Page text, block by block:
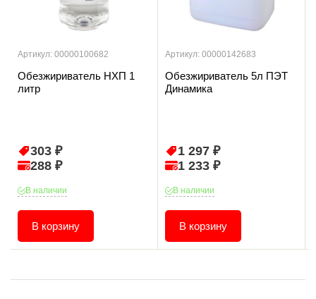
Артикул: 00000100682
Обезжириватель НХП 1
литр
303 ₽
288 ₽
В наличии
В корзину
Артикул: 00000142683
Обезжириватель 5л ПЭТ
Динамика
1 297 ₽
1 233 ₽
В наличии
В корзину